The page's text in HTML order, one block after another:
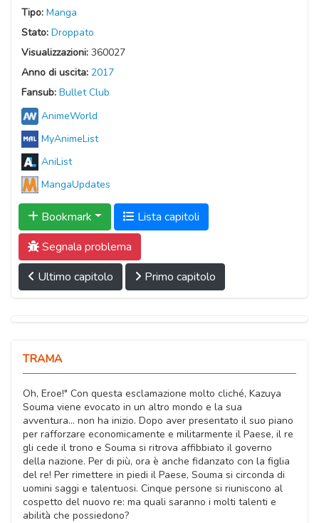
Tipo: Manga
Stato: Droppato
Visualizzazioni: 360027
Anno di uscita: 2017
Fansub: Bullet Club
AnimeWorld
MyAnimeList
AniList
MangaUpdates
Bookmark
Lista capitoli
Segnala problema
Ultimo capitolo
Primo capitolo
TRAMA
Oh, Eroe!" Con questa esclamazione molto cliché, Kazuya
Souma viene evocato in un altro mondo e la sua
avventura... non ha inizio. Dopo aver presentato il suo piano
per rafforzare economicamente e militarmente il Paese, il re
gli cede il trono e Souma si ritrova affibbiato il governo
della nazione. Per di più, ora è anche fidanzato con la figlia
del re! Per rimettere in piedi il Paese, Souma si circonda di
uomini saggi e talentuosi. Cinque persone si riuniscono al
cospetto del nuovo re: ma quali saranno i molti talenti e
abilità che possiedono?